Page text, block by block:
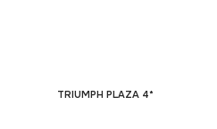
TRIUMPH PLAZA 4*